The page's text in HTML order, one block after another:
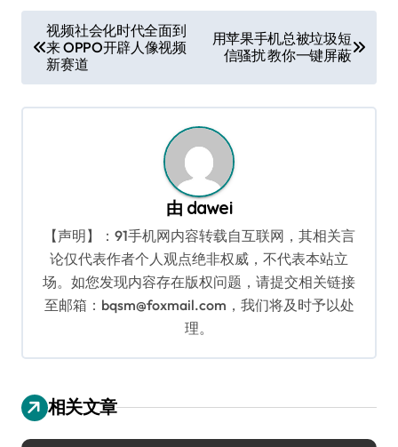
章
导
航
视频社会化时代全面到
来 OPPO开辟人像视频
新赛道
用苹果手机总被垃圾短
信骚扰 教你一键屏蔽
由 dawei
【声明】：91手机网内容转载自互联网，其相关言
论仅代表作者个人观点绝非权威，不代表本站立
场。如您发现内容存在版权问题，请提交相关链接
至邮箱：bqsm@foxmail.com，我们将及时予以处
理。
相关文章